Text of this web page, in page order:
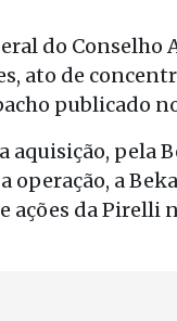
do Conselho
ato de
publicado
aquisição, pela
operação, a
ações da Pirelli